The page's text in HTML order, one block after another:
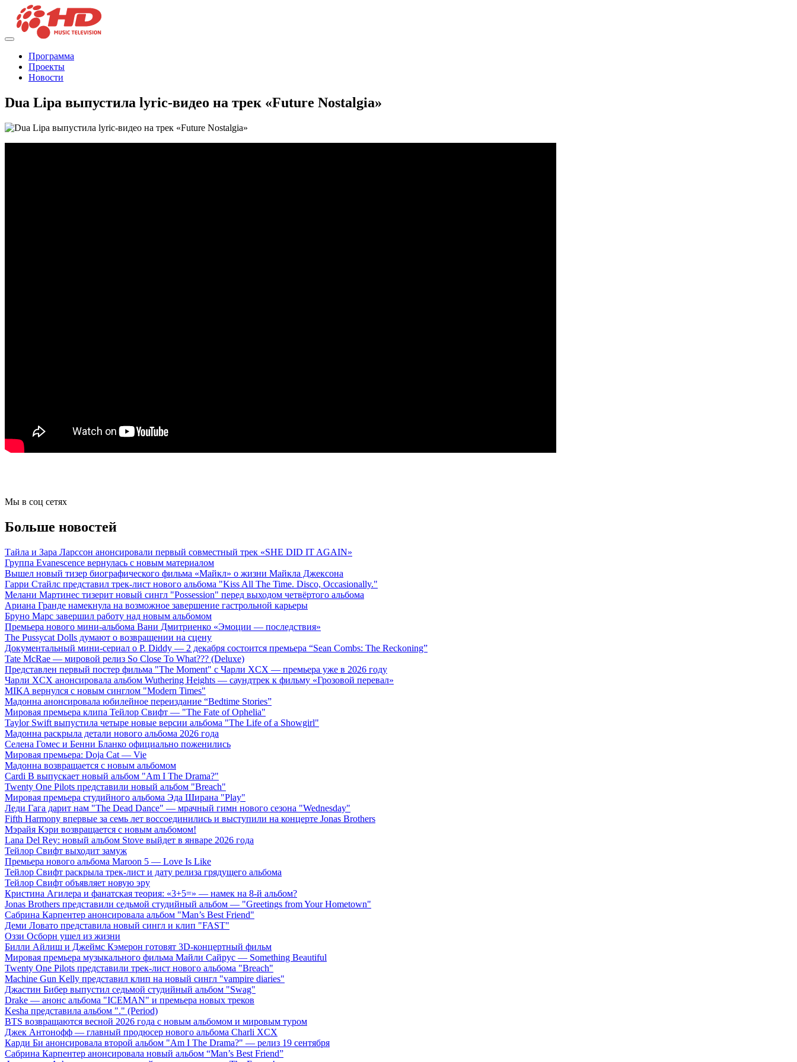
Программа
Проекты
Новости
Dua Lipa выпустила lyric-видео на трек «Future Nostalgia»
Мы в соц сетях
Больше новостей
Тайла и Зара Ларссон анонсировали первый совместный трек «SHE DID IT AGAIN»
Группа Evanescence вернулась с новым материалом
Вышел новый тизер биографического фильма «Майкл» о жизни Майкла Джексона
Гарри Стайлс представил трек-лист нового альбома "Kiss All The Time. Disco, Occasionally."
Мелани Мартинес тизерит новый сингл "Possession" перед выходом четвёртого альбома
Ариана Гранде намекнула на возможное завершение гастрольной карьеры
Бруно Марс завершил работу над новым альбомом
Премьера нового мини-альбома Вани Дмитриенко «Эмоции — последствия»
The Pussycat Dolls думают о возвращении на сцену
Документальный мини-сериал о P. Diddy — 2 декабря состоится премьера “Sean Combs: The Reckoning”
Tate McRae — мировой релиз So Close To What??? (Deluxe)
Представлен первый постер фильма "The Moment" с Чарли XCX — премьера уже в 2026 году
Чарли XCX анонсировала альбом Wuthering Heights — саундтрек к фильму «Грозовой перевал»
MIKA вернулся с новым синглом "Modern Times"
Мадонна анонсировала юбилейное переиздание “Bedtime Stories”
Мировая премьера клипа Тейлор Свифт — "The Fate of Ophelia"
Taylor Swift выпустила четыре новые версии альбома "The Life of a Showgirl"
Мадонна раскрыла детали нового альбома 2026 года
Селена Гомес и Бенни Бланко официально поженились
Мировая премьера: Doja Cat — Vie
Мадонна возвращается с новым альбомом
Cardi B выпускает новый альбом "Am I The Drama?"
Twenty One Pilots представили новый альбом "Breach"
Мировая премьера студийного альбома Эда Ширана "Play"
Леди Гага дарит нам "The Dead Dance" — мрачный гимн нового сезона "Wednesday"
Fifth Harmony впервые за семь лет воссоединились и выступили на концерте Jonas Brothers
Мэрайя Кэри возвращается с новым альбомом!
Lana Del Rey: новый альбом Stove выйдет в январе 2026 года
Тейлор Свифт выходит замуж
Премьера нового альбома Maroon 5 — Love Is Like
Тейлор Свифт раскрыла трек-лист и дату релиза грядущего альбома
Тейлор Свифт объявляет новую эру
Кристина Агилера и фанатская теория: «3+5=» — намек на 8-й альбом?
Jonas Brothers представили седьмой студийный альбом — "Greetings from Your Hometown"
Сабрина Карпентер анонсировала альбом "Man’s Best Friend"
Деми Ловато представила новый сингл и клип "FAST"
Оззи Осборн ушел из жизни
Билли Айлиш и Джеймс Кэмерон готовят 3D-концертный фильм
Мировая премьера музыкального фильма Майли Сайрус — Something Beautiful
Twenty One Pilots представили трек-лист нового альбома "Breach"
Machine Gun Kelly представил клип на новый сингл "vampire diaries"
Джастин Бибер выпустил седьмой студийный альбом "Swag"
Drake — анонс альбома "ICEMAN" и премьера новых треков
Kesha представила альбом "." (Period)
BTS возвращаются весной 2026 года с новым альбомом и мировым туром
Джек Антонофф — главный продюсер нового альбома Charli XCX
Карди Би анонсировала второй альбом "Am I The Drama?" — релиз 19 сентября
Сабрина Карпентер анонсировала новый альбом “Man’s Best Friend”